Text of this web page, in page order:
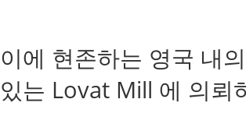
이에 현존하는 영국 내
있는 Lovat Mill 에 의뢰